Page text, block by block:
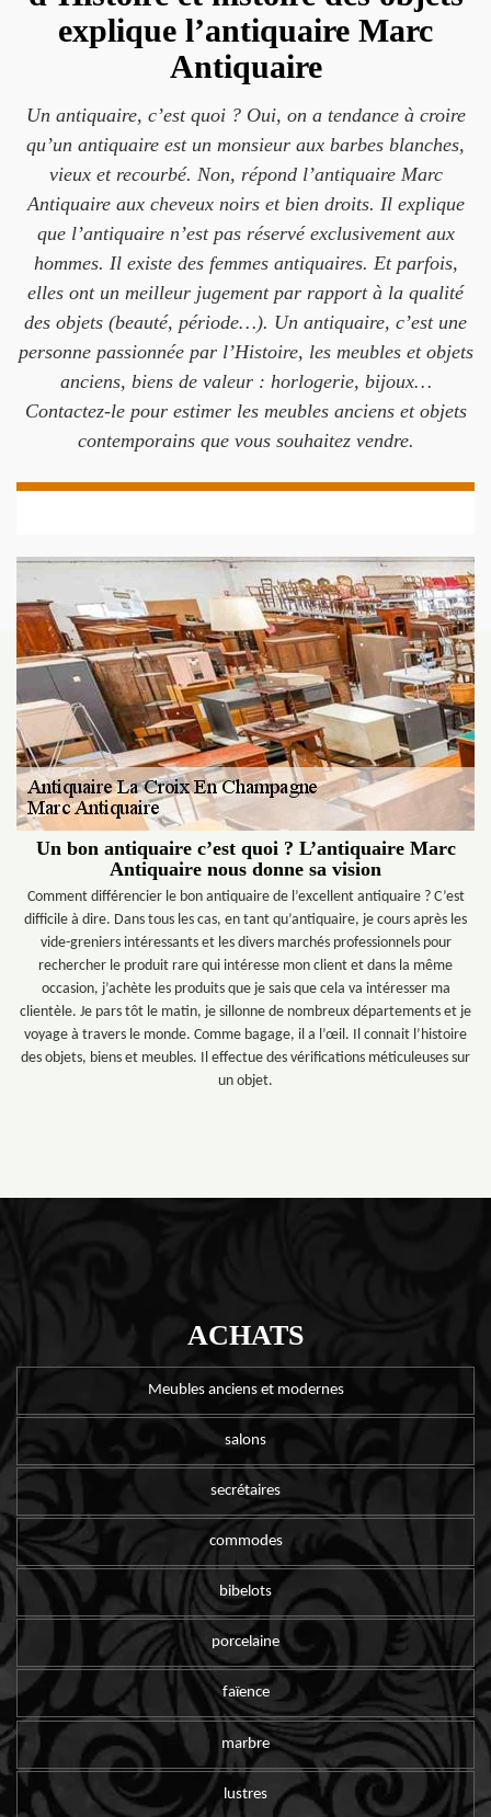
explique l’antiquaire Marc
Antiquaire
Un antiquaire, c’est quoi ? Oui, on a tendance à croire
qu’un antiquaire est un monsieur aux barbes blanches,
vieux et recourbé. Non, répond l’antiquaire Marc
Antiquaire aux cheveux noirs et bien droits. Il explique
que l’antiquaire n’est pas réservé exclusivement aux
hommes. Il existe des femmes antiquaires. Et parfois,
elles ont un meilleur jugement par rapport à la qualité
des objets (beauté, période…). Un antiquaire, c’est une
personne passionnée par l’Histoire, les meubles et objets
anciens, biens de valeur : horlogerie, bijoux…
Contactez-le pour estimer les meubles anciens et objets
contemporains que vous souhaitez vendre.
Un bon antiquaire c’est quoi ? L’antiquaire Marc
Antiquaire nous donne sa vision
Comment différencier le bon antiquaire de l’excellent antiquaire ? C’est
difficile à dire. Dans tous les cas, en tant qu’antiquaire, je cours après les
vide-greniers intéressants et les divers marchés professionnels pour
rechercher le produit rare qui intéresse mon client et dans la même
occasion, j’achète les produits que je sais que cela va intéresser ma
clientèle. Je pars tôt le matin, je sillonne de nombreux départements et je
voyage à travers le monde. Comme bagage, il a l’œil. Il connait l’histoire
des objets, biens et meubles. Il effectue des vérifications méticuleuses sur
un objet.
ACHATS
Meubles anciens et modernes
salons
secrétaires
commodes
bibelots
porcelaine
faïence
marbre
lustres